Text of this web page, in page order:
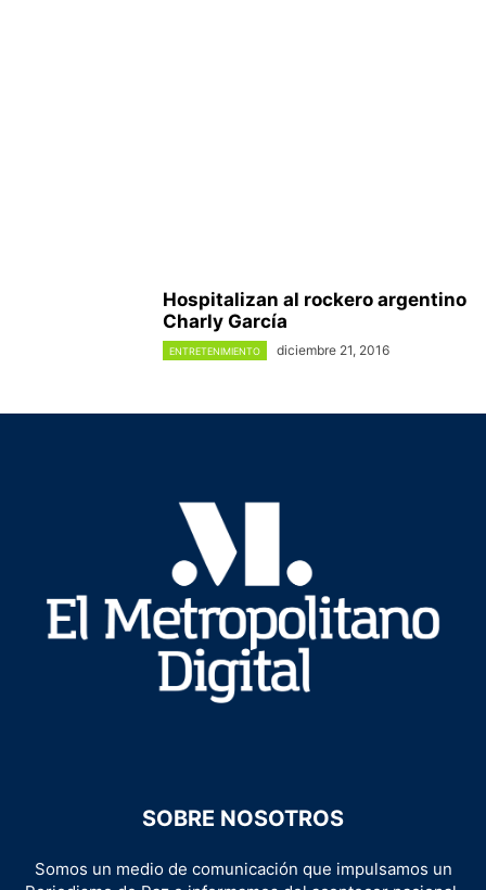
Hospitalizan al rockero argentino
Charly García
ENTRETENIMIENTO diciembre 21, 2016
SOBRE NOSOTROS
Somos un medio de comunicación que impulsamos un